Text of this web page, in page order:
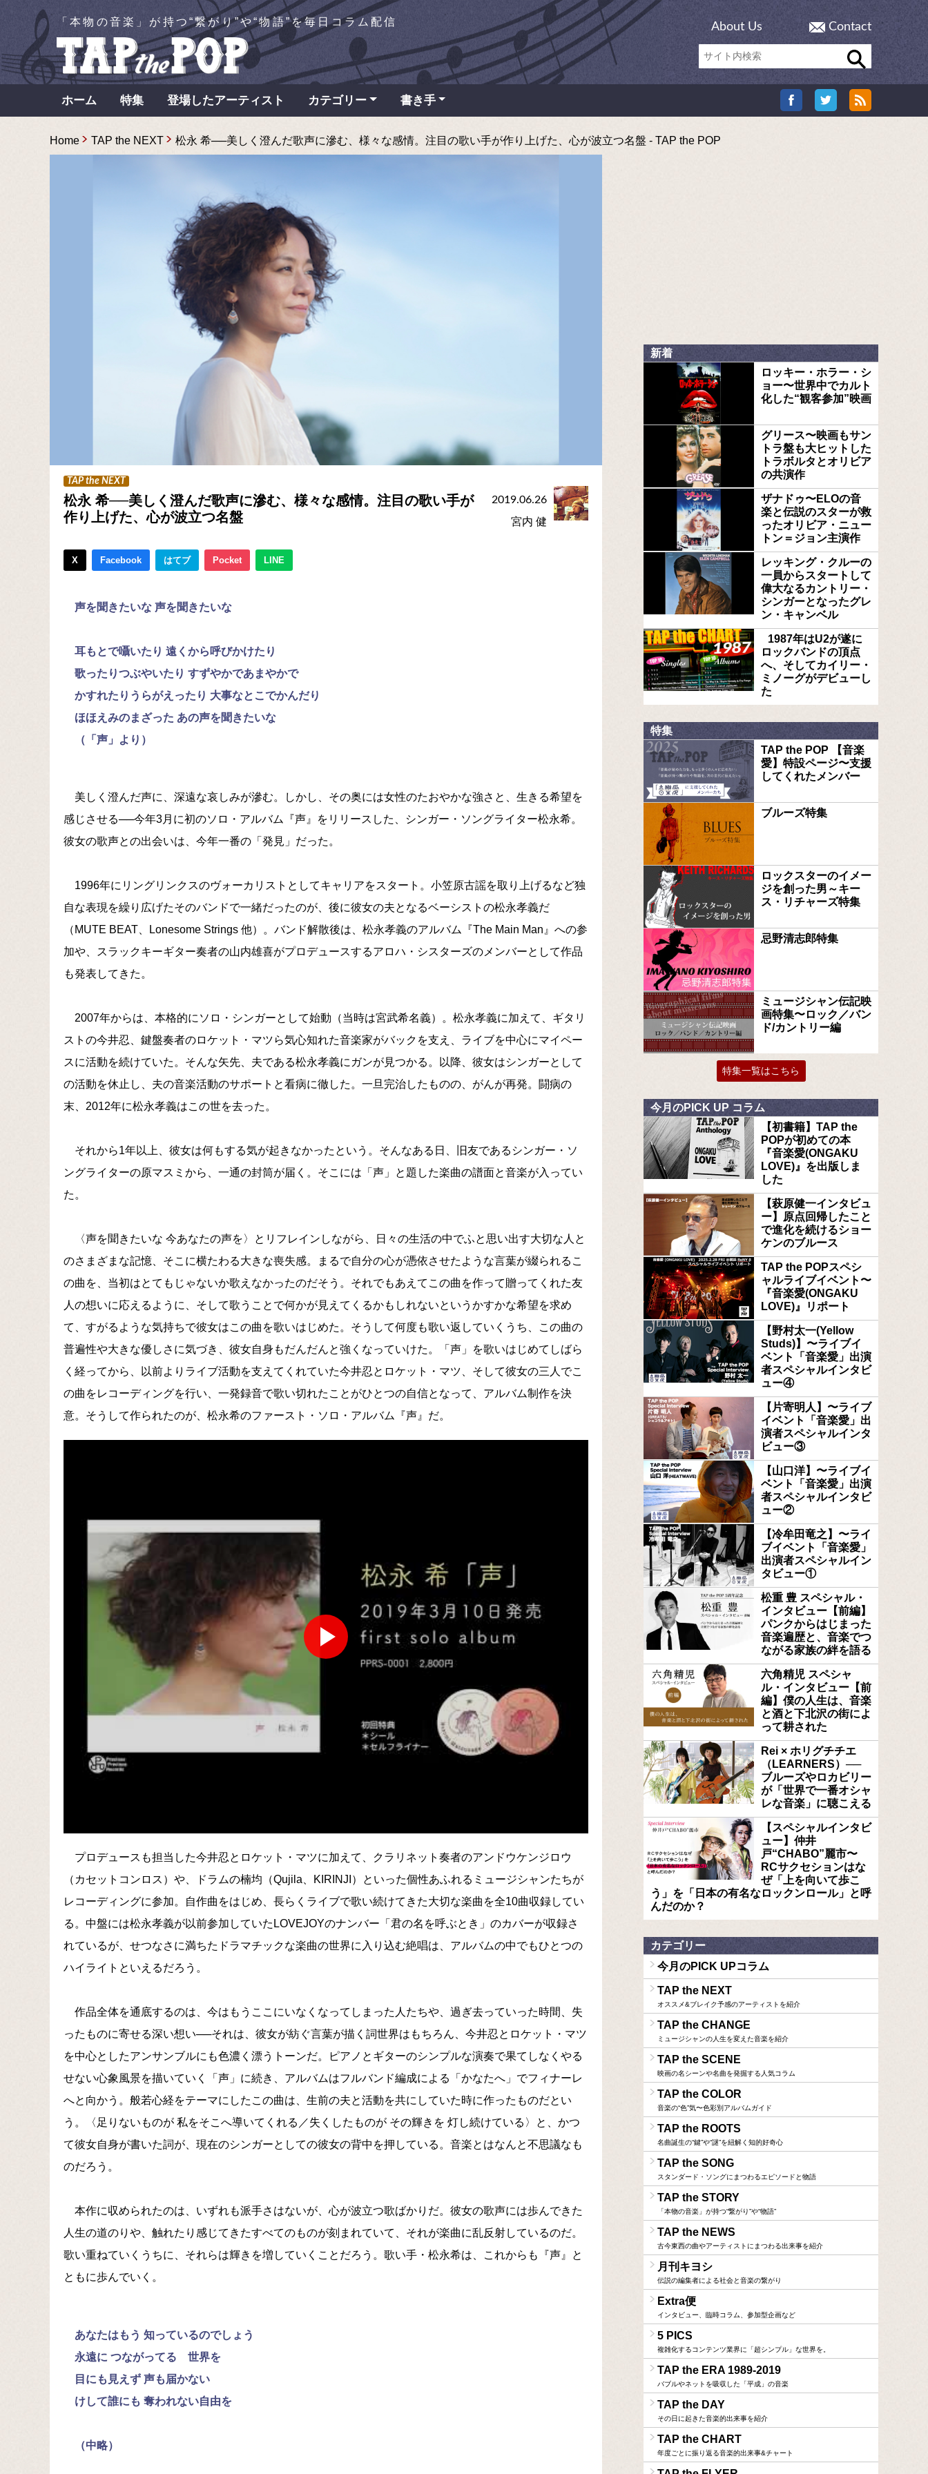
「本物の音楽」が持つ“繋がり”や“物語”を毎日コラム配信 About Us Contact
ホーム 特集 登場したアーティスト カテゴリー 書き手
Home TAP the NEXT 松永 希──美しく澄んだ歌声に滲む、様々な感情。注目の歌い手が作り上げた、心が波立つ名盤 - TAP the POP
TAP the NEXT
松永 希──美しく澄んだ歌声に滲む、様々な感情。注目の歌い手が
作り上げた、心が波立つ名盤
2019.06.26
宮内 健
X Facebook はてブ Pocket LINE
声を聞きたいな 声を聞きたいな
耳もとで囁いたり 遠くから呼びかけたり
歌ったりつぶやいたり すずやかであまやかで
かすれたりうらがえったり 大事なとこでかんだり
ほほえみのまざった あの声を聞きたいな
（「声」より）
美しく澄んだ声に、深遠な哀しみが滲む。しかし、その奥には女性のたおやかな強さと、生きる希望を
感じさせる──今年3月に初のソロ・アルバム『声』をリリースした、シンガー・ソングライター松永希。
彼女の歌声との出会いは、今年一番の「発見」だった。
1996年にリングリンクスのヴォーカリストとしてキャリアをスタート。小笠原古謡を取り上げるなど独
自な表現を繰り広げたそのバンドで一緒だったのが、後に彼女の夫となるベーシストの松永孝義だ
（MUTE BEAT、Lonesome Strings 他）。バンド解散後は、松永孝義のアルバム『The Main Man』への参
加や、スラックキーギター奏者の山内雄喜がプロデュースするアロハ・シスターズのメンバーとして作品
も発表してきた。
2007年からは、本格的にソロ・シンガーとして始動（当時は宮武希名義）。松永孝義に加えて、ギタリ
ストの今井忍、鍵盤奏者のロケット・マツら気心知れた音楽家がバックを支え、ライブを中心にマイペー
スに活動を続けていた。そんな矢先、夫である松永孝義にガンが見つかる。以降、彼女はシンガーとして
の活動を休止し、夫の音楽活動のサポートと看病に徹した。一旦完治したものの、がんが再発。闘病の
末、2012年に松永孝義はこの世を去った。
それから1年以上、彼女は何もする気が起きなかったという。そんなある日、旧友であるシンガー・ソ
ングライターの原マスミから、一通の封筒が届く。そこには「声」と題した楽曲の譜面と音楽が入ってい
た。
〈声を聞きたいな 今あなたの声を〉とリフレインしながら、日々の生活の中でふと思い出す大切な人と
のさまざまな記憶、そこに横たわる大きな喪失感。まるで自分の心が憑依させたような言葉が綴られるこ
の曲を、当初はとてもじゃないか歌えなかったのだそう。それでもあえてこの曲を作って贈ってくれた友
人の想いに応えるように、そして歌うことで何かが見えてくるかもしれないというかすかな希望を求め
て、すがるような気持ちで彼女はこの曲を歌いはじめた。そうして何度も歌い返していくうち、この曲の
普遍性や大きな優しさに気づき、彼女自身もだんだんと強くなっていけた。「声」を歌いはじめてしばら
く経ってから、以前よりライブ活動を支えてくれていた今井忍とロケット・マツ、そして彼女の三人でこ
の曲をレコーディングを行い、一発録音で歌い切れたことがひとつの自信となって、アルバム制作を決
意。そうして作られたのが、松永希のファースト・ソロ・アルバム『声』だ。
プロデュースも担当した今井忍とロケット・マツに加えて、クラリネット奏者のアンドウケンジロウ
（カセットコンロス）や、ドラムの楠均（Qujila、KIRINJI）といった個性あふれるミュージシャンたちが
レコーディングに参加。自作曲をはじめ、長らくライブで歌い続けてきた大切な楽曲を全10曲収録してい
る。中盤には松永孝義が以前参加していたLOVEJOYのナンバー「君の名を呼ぶとき」のカバーが収録さ
れているが、せつなさに満ちたドラマチックな楽曲の世界に入り込む絶唱は、アルバムの中でもひとつの
ハイライトといえるだろう。
作品全体を通底するのは、今はもうここにいなくなってしまった人たちや、過ぎ去っていった時間、失
ったものに寄せる深い想い──それは、彼女が紡ぐ言葉が描く詞世界はもちろん、今井忍とロケット・マツ
を中心としたアンサンブルにも色濃く漂うトーンだ。ピアノとギターのシンプルな演奏で果てしなくやる
せない心象風景を描いていく「声」に続き、アルバムはフルバンド編成による「かなたへ」でフィナーレ
へと向かう。般若心経をテーマにしたこの曲は、生前の夫と活動を共にしていた時に作ったものだとい
う。〈足りないものが 私をそこへ導いてくれる／失くしたものが その輝きを 灯し続けている〉と、かつ
て彼女自身が書いた詞が、現在のシンガーとしての彼女の背中を押している。音楽とはなんと不思議なも
のだろう。
本作に収められたのは、いずれも派手さはないが、心が波立つ歌ばかりだ。彼女の歌声には歩んできた
人生の道のりや、触れたり感じてきたすべてのものが刻まれていて、それが楽曲に乱反射しているのだ。
歌い重ねていくうちに、それらは輝きを増していくことだろう。歌い手・松永希は、これからも『声』と
ともに歩んでいく。
あなたはもう 知っているのでしょう
永遠に つながってる 世界を
目にも見えず 声も届かない
けして誰にも 奪われない自由を
（中略）
新着
ロッキー・ホラー・シ
ョー〜世界中でカルト
化した“観客参加”映画
グリース〜映画もサン
トラ盤も大ヒットした
トラボルタとオリビア
の共演作
ザナドゥ〜ELOの音
楽と伝説のスターが救
ったオリビア・ニュー
トン＝ジョン主演作
レッキング・クルーの
一員からスタートして
偉大なるカントリー・
シンガーとなったグレ
ン・キャンベル
1987年はU2が遂に
ロックバンドの頂点
へ、そしてカイリー・
ミノーグがデビューし
た
特集
TAP the POP 【音楽
愛】特設ページ〜支援
してくれたメンバー
ブルーズ特集
ロックスターのイメー
ジを創った男～キー
ス・リチャーズ特集
忌野清志郎特集
ミュージシャン伝記映
画特集〜ロック／バン
ド/カントリー編
特集一覧はこちら
今月のPICK UP コラム
【初書籍】TAP the
POPが初めての本
『音楽愛(ONGAKU
LOVE)』を出版しま
した
【萩原健一インタビュ
ー】原点回帰したこと
で進化を続けるショー
ケンのブルース
TAP the POPスペシ
ャルライブイベント〜
『音楽愛(ONGAKU
LOVE)』リポート
【野村太一(Yellow
Studs)】〜ライブイ
ベント「音楽愛」出演
者スペシャルインタビ
ュー④
【片寄明人】〜ライブ
イベント「音楽愛」出
演者スペシャルインタ
ビュー③
【山口洋】〜ライブイ
ベント「音楽愛」出演
者スペシャルインタビ
ュー②
【冷牟田竜之】〜ライ
ブイベント「音楽愛」
出演者スペシャルイン
タビュー①
松重 豊 スペシャル・
インタビュー【前編】
パンクからはじまった
音楽遍歴と、音楽でつ
ながる家族の絆を語る
六角精児 スペシャ
ル・インタビュー【前
編】僕の人生は、音楽
と酒と下北沢の街によ
って耕された
Rei × ホリグチチエ
（LEARNERS）──
ブルーズやロカビリー
が「世界で一番オシャ
レな音楽」に聴こえる
【スペシャルインタビ
ュー】仲井
戸“CHABO”麗市〜
RCサクセションはな
ぜ「上を向いて歩こ
う」を「日本の有名なロックンロール」と呼
んだのか？
カテゴリー
今月のPICK UPコラム
TAP the NEXT
オススメ&ブレイク予感のアーティストを紹介
TAP the CHANGE
ミュージシャンの人生を変えた音楽を紹介
TAP the SCENE
映画の名シーンや名曲を発掘する人気コラム
TAP the COLOR
音楽の“色”気〜色彩別アルバムガイド
TAP the ROOTS
名曲誕生の“鍵”や“謎”を紐解く知的好奇心
TAP the SONG
スタンダード・ソングにまつわるエピソードと物語
TAP the STORY
「本物の音楽」が持つ“繋がり”や“物語”
TAP the NEWS
古今東西の曲やアーティストにまつわる出来事を紹介
月刊キヨシ
伝説の編集者による社会と音楽の繋がり
Extra便
インタビュー、臨時コラム、参加型企画など
5 PICS
複雑化するコンテンツ業界に「超シンプル」な世界を。
TAP the ERA 1989-2019
バブルやネットを吸収した「平成」の音楽
TAP the DAY
その日に起きた音楽的出来事を紹介
TAP the CHART
年度ごとに振り返る音楽的出来事&チャート